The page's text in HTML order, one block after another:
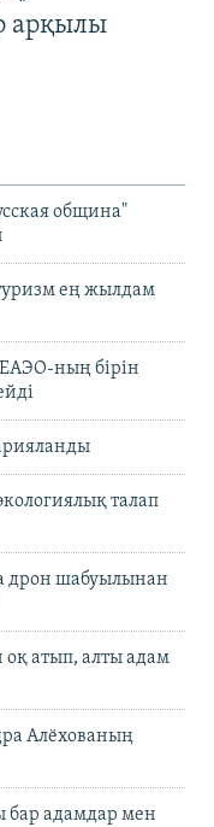
арқылы
община"
ең жылдам
ның бірін
талап
дрон шабуылынан
оқ атып, алты адам
Алёхованың
бар адамдар мен